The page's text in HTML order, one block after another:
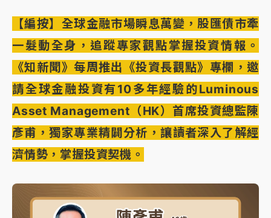
【編按】全球金融市場瞬息萬變，股匯債市牽
一髮動全身，追蹤專家觀點掌握投資情報。
《知新聞》每周推出《投資長觀點》專欄，邀
請全球金融投資有10多年經驗的Luminous
Asset Management（HK）首席投資總監陳
彥甫，獨家專業精闢分析，讓讀者深入了解經
濟情勢，掌握投資契機。